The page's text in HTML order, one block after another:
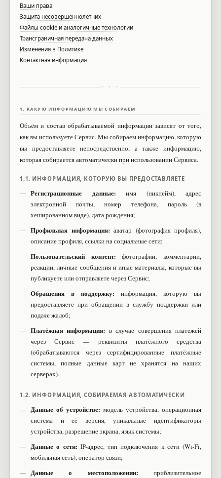
Ваши права
Защита несовершеннолетних
Файлы cookie и аналогичные технологии
Трансграничная передача данных
Изменения в Политике
Контактная информация
• • •
1. КАКУЮ ИНФОРМАЦИЮ МЫ СОБИРАЕМ
Объём и состав обрабатываемой информации зависят от того,
как вы используете Сервис. Мы собираем информацию, которую
вы предоставляете непосредственно, а также информацию,
которая собирается автоматически при использовании Сервиса.
1.1. ИНФОРМАЦИЯ, КОТОРУЮ ВЫ ПРЕДОСТАВЛЯЕТЕ
Регистрационные данные: имя (никнейм), адрес
электронной почты, номер телефона, пароль (в
хешированном виде), дата рождения;
Профильная информация: аватар (фотография профиля),
описание профиля, ссылки на социальные сети;
Пользовательский контент: фотографии, комментарии,
реакции, личные сообщения и иные материалы, которые вы
публикуете или отправляете через Сервис;
Обращения в поддержку: информация, которую вы
предоставляете при обращении в службу поддержки или
подаче жалоб;
Платёжная информация: в случае совершения платежей
через Сервис — реквизиты платёжного средства
(обрабатываются через сертифицированные платёжные
системы, полные данные карт не хранятся на наших
серверах).
1.2. ИНФОРМАЦИЯ, СОБИРАЕМАЯ АВТОМАТИЧЕСКИ
Данные об устройстве: модель устройства, операционная
система и её версия, уникальные идентификаторы
устройства, разрешение экрана, язык системы;
Данные о сети: IP-адрес, тип подключения к сети (Wi-Fi,
мобильная сеть), оператор связи;
Данные о местоположении: приблизительное